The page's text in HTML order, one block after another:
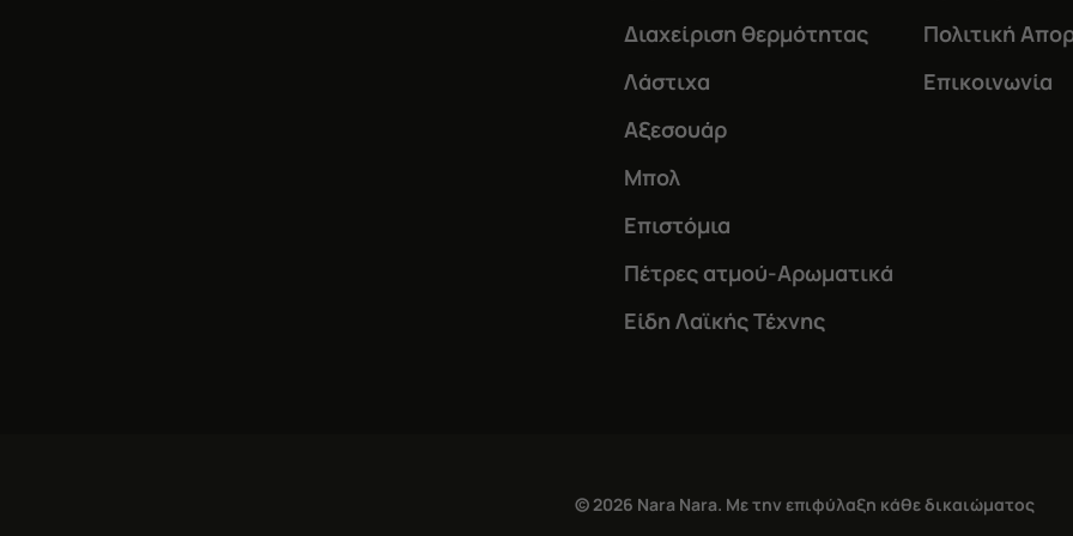
Διαχείριση θερμότητας
Λάστιχα
Αξεσουάρ
Μπολ
Επιστόμια
Πέτρες ατμού-Αρωματικά
Είδη Λαϊκής Τέχνης
Πολιτική
Επικοινωνία
© 2026 Nara Nara. Με την επιφύλαξη κάθε δικαιώματος